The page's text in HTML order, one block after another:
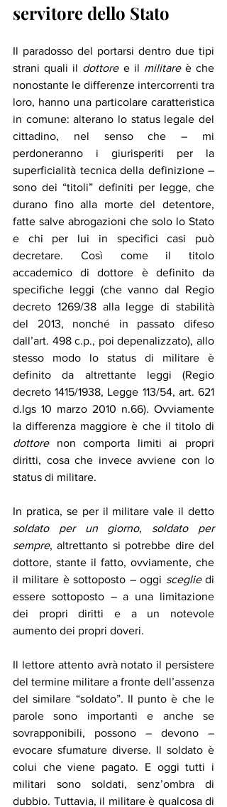
servitore dello Stato
Il paradosso del portarsi dentro due tipi
strani quali il dottore e il militare è che
nonostante le differenze intercorrenti tra
loro, hanno una particolare caratteristica
in comune: alterano lo status legale del
cittadino, nel senso che – mi
perdoneranno i giurisperiti per la
superficialità tecnica della definizione –
sono dei “titoli” definiti per legge, che
durano fino alla morte del detentore,
fatte salve abrogazioni che solo lo Stato
e chi per lui in specifici casi può
decretare. Così come il titolo
accademico di dottore è definito da
specifiche leggi (che vanno dal Regio
decreto 1269/38 alla legge di stabilità
del 2013, nonché in passato difeso
dall’art. 498 c.p., poi depenalizzato), allo
stesso modo lo status di militare è
definito da altrettante leggi (Regio
decreto 1415/1938, Legge 113/54, art. 621
d.lgs 10 marzo 2010 n.66). Ovviamente
dottore non comporta limiti ai propri
diritti, cosa che invece avviene con lo
status di militare.
soldato per un giorno, soldato per
sempre, altrettanto si potrebbe dire del
dottore, stante il fatto, ovviamente, che
il militare è sottoposto – oggi sceglie di
essere sottoposto – a una limitazione
dei propri diritti e a un notevole
aumento dei propri doveri.
Il lettore attento avrà notato il persistere
del termine militare a fronte dell’assenza
del similare “soldato”. Il punto è che le
parole sono importanti e anche se
sovrapponibili, possono – devono –
evocare sfumature diverse. Il soldato è
colui che viene pagato. E oggi tutti i
militari sono soldati, senz’ombra di
dubbio. Tuttavia, il militare è qualcosa di